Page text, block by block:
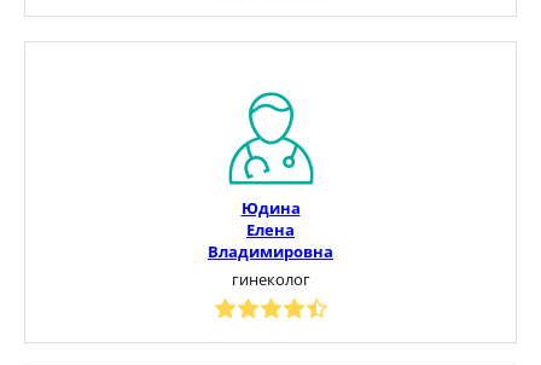
Юдина
Елена
Владимировна
гинеколог